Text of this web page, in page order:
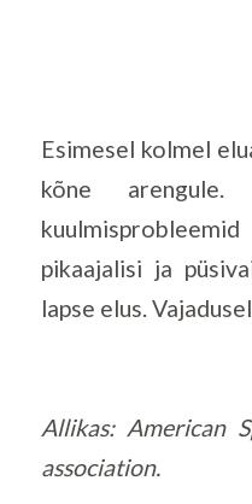
Esimesel kolmel
kõne
pikaajalisi ja
lapse elus.
Allikas: American
association.